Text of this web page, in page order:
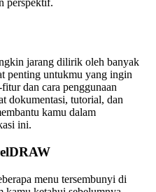
perspektif.
jarang dilirik oleh banyak
penting untukmu yang ingin
dan cara penggunaan
dokumentasi, tutorial, dan
kamu dalam
ini.
menu tersembunyi di